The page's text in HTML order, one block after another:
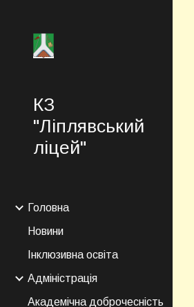
КЗ
"Ліплявський
ліцей"
Головна
Новини
Інклюзивна освіта
Адміністрація
Академічна доброчесність